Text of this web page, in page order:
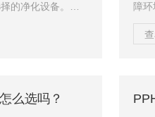
的净化设备。本
先需确认设备已
或远程控制系
障
将
纳
么选吗？